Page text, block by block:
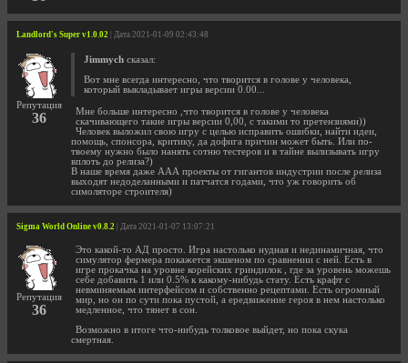
Landlord's Super v1.0.02 | Дата 2021-01-09 02:43:48
Репутация
36
Jimmych сказал:
Вот мне всегда интересно, что творится в голове у человека,
который выкладывает игры версии 0.00...
Мне больше интересно ,что творится в голове у человека
скачивающего такие игры версии 0,00, с такими то претензиями))
Человек выложил свою игру с целью исправить ошибки, найти идеи,
помощь, спонсора, критику, да дофига причин может быть. Или по-
твоему нужно было нанять сотню тестеров и в тайне вылизывать игру
вплоть до релиза?)
В наше время даже ААА проекты от гигантов индустрии после релиза
выходят недоделанными и патчатся годами, что уж говорить об
симоляторе строителя)
Sigma World Online v0.8.2 | Дата 2021-01-07 13:07:21
Репутация
36
Это какой-то АД просто. Игра настолько нудная и нединамичная, что
симулятор фермера покажется экшеном по сравнении с ней. Есть в
игре прокачка на уровне корейских гриндилок , где за уровень можешь
себе добавить 1 или 0.5% к какому-нибудь стату. Есть крафт с
невминяемым интерфейсом и собственно рецептами. Есть огромный
мир, но он по сути пока пустой, а ередвижение героя в нем настолько
медленное, что тянет в сон.
Возможно в итоге что-нибудь толковое выйдет, но пока скука
смертная.